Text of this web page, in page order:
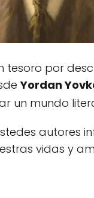
tesoro por
Yordan
un mundo
autores
vidas y